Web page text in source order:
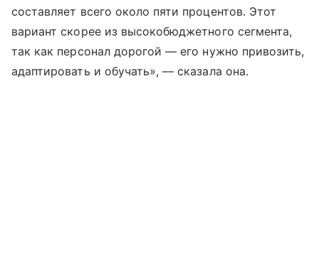
составляет всего около пяти процентов. Этот
вариант скорее из высокобюджетного сегмента,
так как персонал дорогой — его нужно привозить,
адаптировать и обучать», — сказала она.